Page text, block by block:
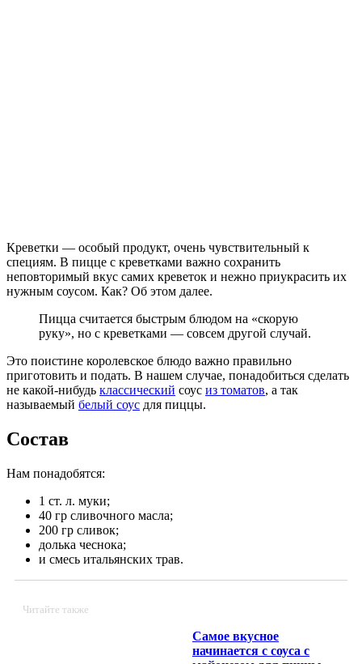
Креветки — особый продукт, очень чувствительный к
специям. В пицце с креветками важно сохранить
неповторимый вкус самих креветок и нежно приукрасить их
нужным соусом. Как? Об этом далее.
Пицца считается быстрым блюдом на «скорую
руку», но с креветками — совсем другой случай.
Это поистине королевское блюдо важно правильно
приготовить и подать. В нашем случае, понадобиться сделать
не какой-нибудь классический соус из томатов, а так
называемый белый соус для пиццы.
Состав
Нам понадобятся:
1 ст. л. муки;
40 гр сливочного масла;
200 гр сливок;
долька чеснока;
и смесь итальянских трав.
Читайте также
Самое вкусное
начинается с соуса с